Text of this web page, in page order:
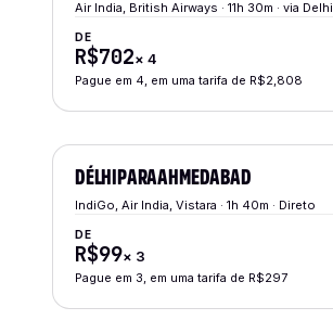
Air India, British Airways · 11h 30m · via Delhi
DE
R$702× 4
Pague em 4, em uma tarifa de R$2,808
DÉLHI PARAAHMEDABAD
IndiGo, Air India, Vistara · 1h 40m · Direto
DE
R$99× 3
Pague em 3, em uma tarifa de R$297